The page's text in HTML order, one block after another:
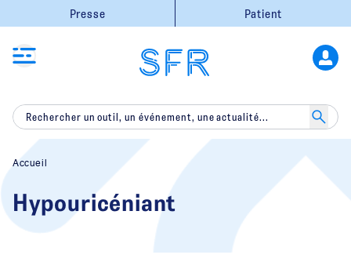
Presse Patient
Accueil
Hypouricéniant